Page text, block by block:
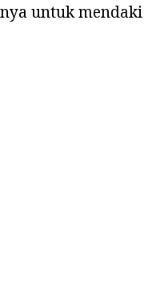
untuk mendaki